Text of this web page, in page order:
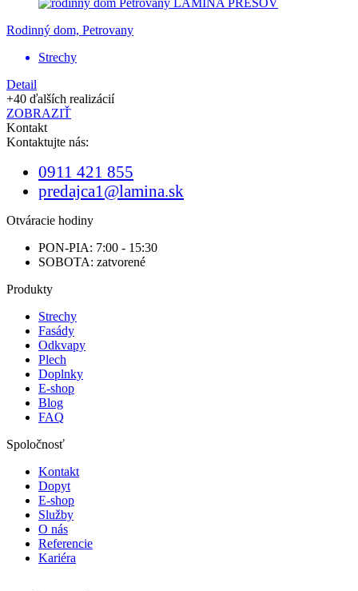
Rodinný dom, Petrovany
Strechy
Detail
+40 ďalších realizácií
ZOBRAZIŤ
Kontakt
Kontaktujte nás:
0911 421 855
predajca1@lamina.sk
Otváracie hodiny
PON-PIA: 7:00 - 15:30
SOBOTA: zatvorené
Produkty
Strechy
Fasády
Odkvapy
Plech
Doplnky
E-shop
Blog
FAQ
Spoločnosť
Kontakt
Dopyt
E-shop
Služby
O nás
Referencie
Kariéra